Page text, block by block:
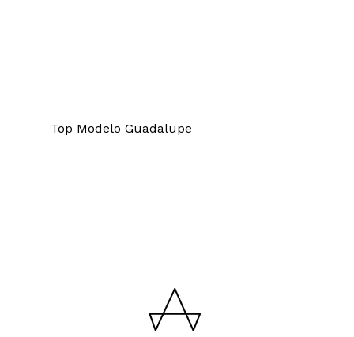
Top Modelo Guadalupe